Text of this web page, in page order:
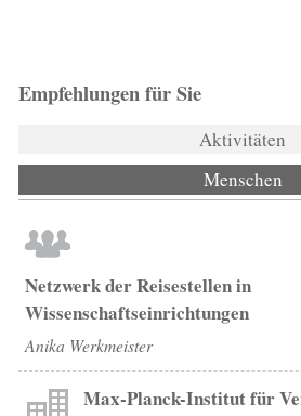
Empfehlungen für Sie
Aktivitäten
Menschen
Netzwerk der Reisestellen in
Wissenschaftseinrichtungen
Anika Werkmeister
Max-Planck-Institut für